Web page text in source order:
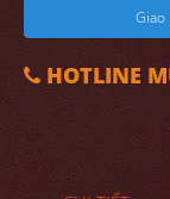
Giao
HOTLINE